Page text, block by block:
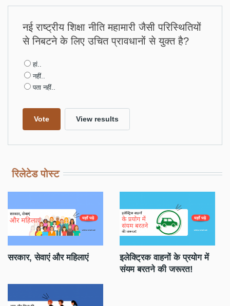
नई राष्ट्रीय शिक्षा नीति महामारी जैसी परिस्थितियों
से निबटने के लिए उचित प्रावधानों से युक्त है?
Choices
हां..
नहीं..
पता नहीं..
रिलेटेड पोस्ट
सरकार, सेवाएं और महिलाएं
इलेक्ट्रिक वाहनों के प्रयोग में
संयम बरतने की जरूरत!